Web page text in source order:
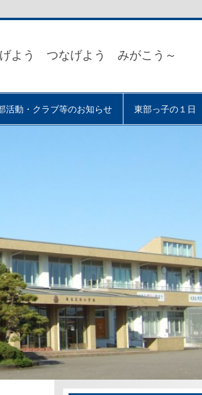
よう つなげよう みがこう～
活動・クラブ等のお知らせ 東部っ子の１日